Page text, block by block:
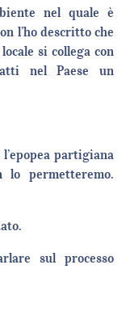
nel quale è
l’ho descritto che
si collega con
nel Paese un
partigiana
permetteremo.
sul processo